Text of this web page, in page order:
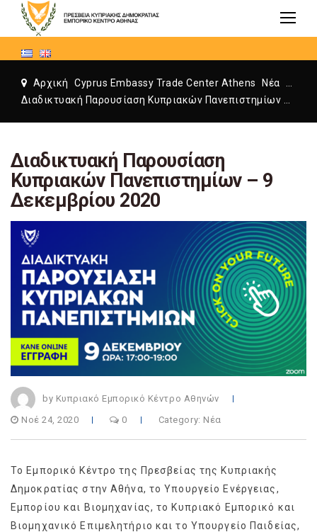
Αρχική Cyprus Embassy Trade Center Athens Νέα
Διαδικτυακή Παρουσίαση
Κυπριακών Πανεπιστημίων – 9
Δεκεμβρίου 2020
by Κυπριακό Εμπορικό Κέντρο Αθηνών
Νοέ 24, 2020 0 Category: Νέα
To Εμπορικό Κέντρο της Πρεσβείας της Κυπριακής
Δημοκρατίας στην Αθήνα, το Υπουργείο Ενέργειας,
Εμπορίου και Βιομηχανίας, το Κυπριακό Εμπορικό και
Βιομηχανικό Επιμελητήριο και το Υπουργείο Παιδείας,